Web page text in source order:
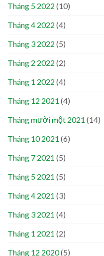
Tháng 5 2022 (10)
Tháng 4 2022 (4)
Tháng 3 2022 (5)
Tháng 2 2022 (2)
Tháng 1 2022 (4)
Tháng 12 2021 (4)
Tháng mười một 2021 (14)
Tháng 10 2021 (6)
Tháng 7 2021 (5)
Tháng 5 2021 (5)
Tháng 4 2021 (3)
Tháng 3 2021 (4)
Tháng 1 2021 (2)
Tháng 12 2020(5)